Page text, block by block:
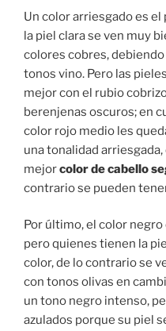
Un color arriesgado es
la piel clara se ven muy
colores cobres,
tonos vino. Pero las
mejor con el rubio
berenjenas oscuros; en
color rojo medio les
una tonalidad
mejorcolor de cabello
contrario se pueden
Por último, el color
pero quienes tienen la
color, de lo contrario se
con tonos olivas en
un tono negro intenso,
azulados porque su piel